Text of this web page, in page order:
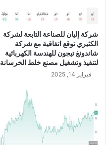
ث
ا
ل
ث
ل
ع
ا
م
شركة إليان للصناعة التابعة لشركة
الكثيري توقع اتفاقية مع شركة
شاندونغ تيجون للهندسة الكهربائية
لتنفيذ وتشغيل مصنع خلط الخرسانة
فبراير 14, 2025